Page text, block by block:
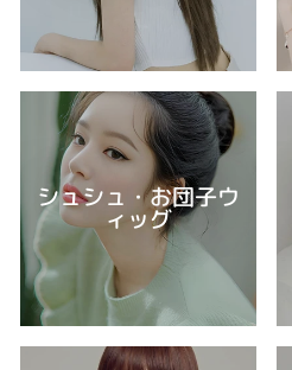
シュシュ・お団子ウ
ィッグ